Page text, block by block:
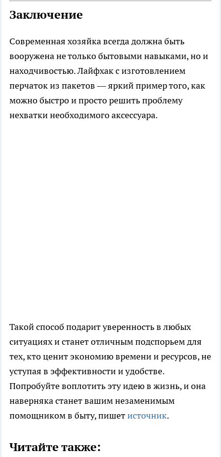
Заключение
Современная хозяйка всегда должна быть
вооружена не только бытовыми навыками, но и
находчивостью. Лайфхак с изготовлением
перчаток из пакетов — яркий пример того, как
можно быстро и просто решить проблему
нехватки необходимого аксессуара.
Такой способ подарит уверенность в любых
ситуациях и станет отличным подспорьем для
тех, кто ценит экономию времени и ресурсов, не
уступая в эффективности и удобстве.
Попробуйте воплотить эту идею в жизнь, и она
наверняка станет вашим незаменимым
помощником в быту, пишетисточник.
Читайте также: